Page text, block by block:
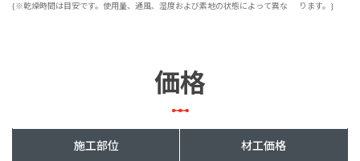
{※乾燥時間は目安です。使用量、通風、湿度および素地の状態によって異な ります。}
価格
施工部位 材工価格